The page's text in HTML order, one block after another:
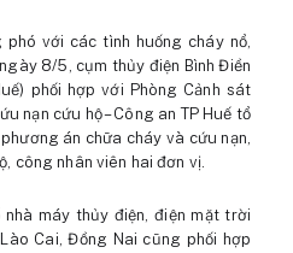
với các tình huống cháy nổ,
8/5, cụm thủy điện Bình Điền
phối hợp với Phòng Cảnh sát
nạn cứu hộ – Công an TP Huế tổ
án chữa cháy và cứu nạn,
công nhân viên hai đơn vị.
máy thủy điện, điện mặt trời
Cai, Đồng Nai cũng phối hợp